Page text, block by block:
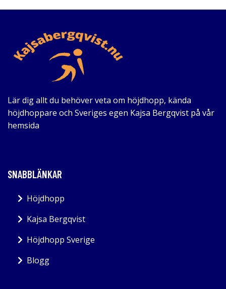
Lär dig allt du behöver veta om höjdhopp, kända
höjdhoppare och Sveriges egen Kajsa Bergqvist på vår
hemsida
SNABBLÄNKAR
Höjdhopp
Kajsa Bergqvist
Höjdhopp Sverige
Blogg